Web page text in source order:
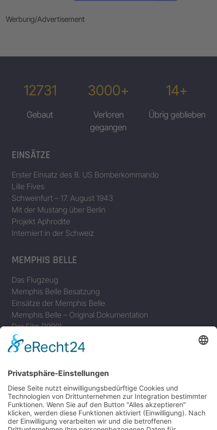
Werbung/Advertisement
12731
Gebaut
3000+
Verloren
gegangen
14+
Übrig geblieben
EINSÄTZE
Erster Einsatz des 8. US Bomberkommando
Lille Fives
Schweinfurt – 17. August 1943
Mit der Mustang über Berlin
Projekt Aphrodite
Interniert in der Schweiz
MEMPHIS BELLE
Das Flugzeug
Memphis Belle Besatzung
Einsätze der Memphis Belle
Memphis Belle – Original Dokumentation
Der Film (1990)
The Memphis Belle – The Final Chapter in Memphis
Bomber-Geleitschutz
Tuskeegee Airmen
Focke Wulf FW 190
Messerschmitt Bf 109